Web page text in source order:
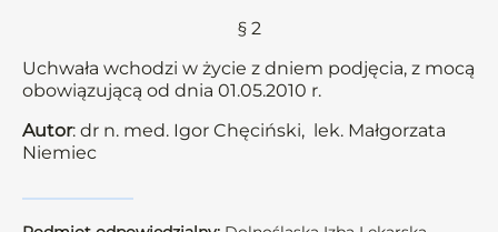
§ 2
Uchwała wchodzi w życie z dniem podjęcia, z mocą
obowiązującą od dnia 01.05.2010 r.
Autor: dr n. med. Igor Chęciński, lek. Małgorzata
Niemiec